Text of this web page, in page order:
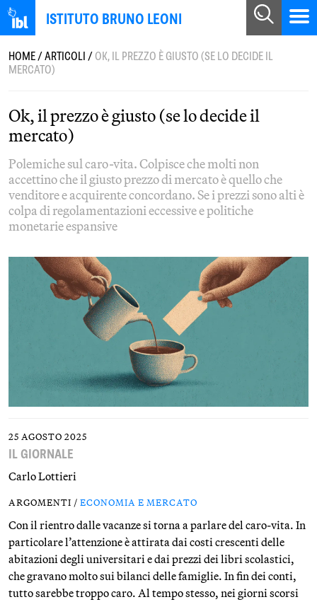
ISTITUTO BRUNO LEONI
HOME/ARTICOLI/OK, IL PREZZO È GIUSTO (SE LO DECIDE IL
MERCATO)
Ok, il prezzo è giusto (se lo decide il
mercato)
Polemiche sul caro-vita. Colpisce che molti non
accettino che il giusto prezzo di mercato è quello che
venditore e acquirente concordano. Se i prezzi sono alti è
colpa di regolamentazioni eccessive e politiche
monetarie espansive
25 AGOSTO 2025
IL GIORNALE
Carlo Lottieri
ARGOMENTI / ECONOMIA E MERCATO
Con il rientro dalle vacanze si torna a parlare del caro-vita. In
particolare l’attenzione è attirata dai costi crescenti delle
abitazioni degli universitari e dai prezzi dei libri scolastici,
che gravano molto sui bilanci delle famiglie. In fin dei conti,
tutto sarebbe troppo caro. Al tempo stesso, nei giorni scorsi